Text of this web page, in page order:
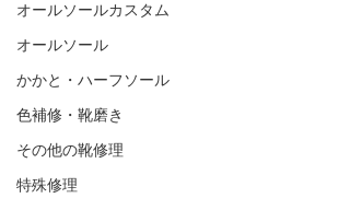
オールソールカスタム
オールソール
かかと・ハーフソール
色補修・靴磨き
その他の靴修理
特殊修理